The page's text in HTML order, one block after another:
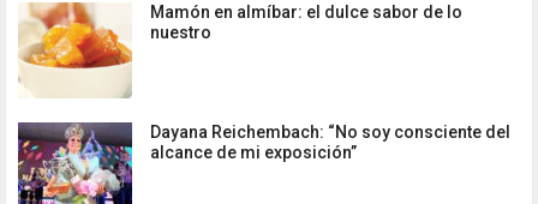
Mamón en almíbar: el dulce sabor de lo
nuestro
Dayana Reichembach: “No soy consciente del
alcance de mi exposición”